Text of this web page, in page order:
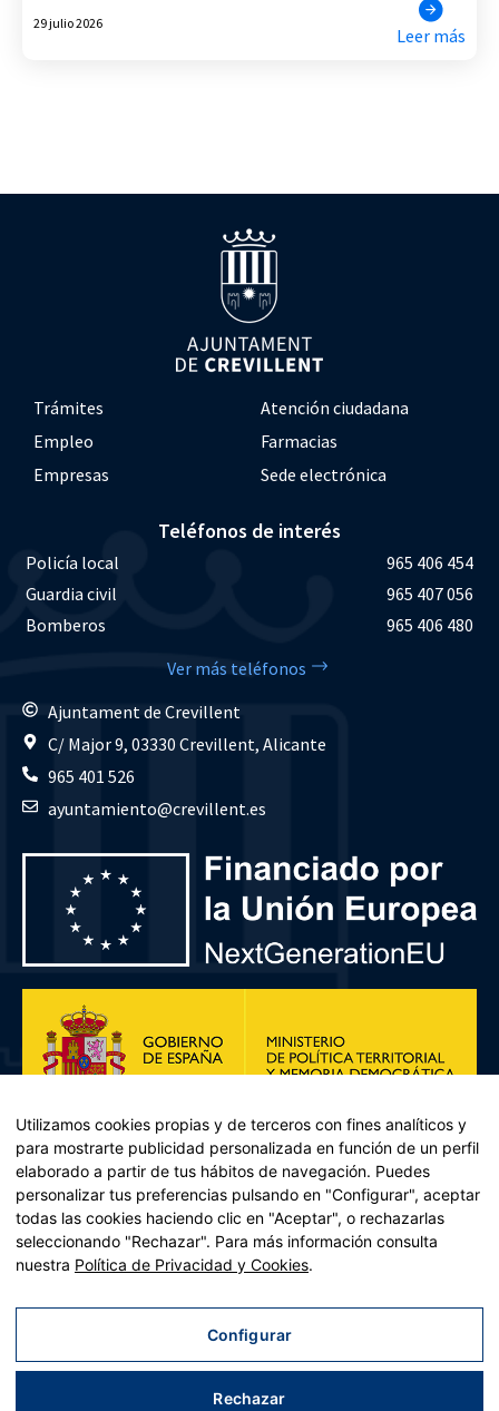
29 julio 2026
Leer más
Trámites
Atención ciudadana
Empleo
Farmacias
Empresas
Sede electrónica
Teléfonos de interés
Policía local
965 406 454
Guardia civil
965 407 056
Bomberos
965 406 480
Ver más teléfonos
Ajuntament de Crevillent
C/ Major 9, 03330 Crevillent, Alicante
965 401 526
ayuntamiento@crevillent.es
Plan de Recuperación, Transformación y Resiliencia – Financiado por
Recuperación y resiliencia, establecido por el Reglamento (UE)
2021/241 del Parlamento Europeo y del Consejo, de 12 de febrero
Utilizamos cookies propias y de terceros con fines analíticos y
para mostrarte publicidad personalizada en función de un perfil
elaborado a partir de tus hábitos de navegación. Puedes
personalizar tus preferencias pulsando en "Configurar", aceptar
todas las cookies haciendo clic en "Aceptar", o rechazarlas
seleccionando "Rechazar". Para más información consulta
nuestra Política de Privacidad y Cookies.
Configurar
Rechazar